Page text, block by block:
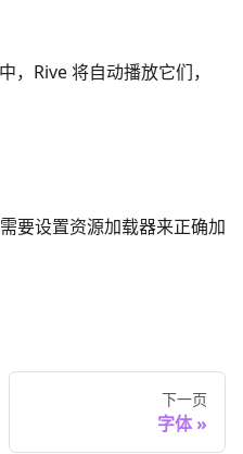
，Rive 将自动播放它们，
要设置资源加载器来正确加
下一页
字体